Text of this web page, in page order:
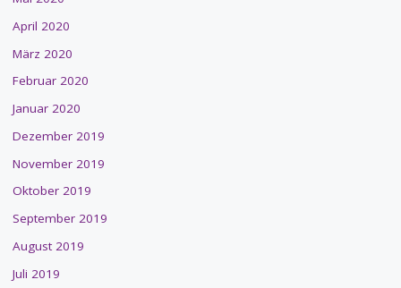
April 2020
März 2020
Februar 2020
Januar 2020
Dezember 2019
November 2019
Oktober 2019
September 2019
August 2019
Juli 2019